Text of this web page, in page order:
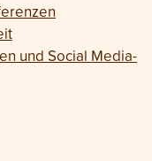
und Social Media-